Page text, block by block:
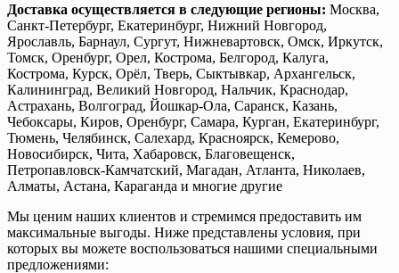
Доставка осуществляется в следующие регионы: Москва,
Санкт-Петербург, Екатеринбург, Нижний Новгород,
Ярославль, Барнаул, Сургут, Нижневартовск, Омск, Иркутск,
Томск, Оренбург, Орел, Кострома, Белгород, Калуга,
Кострома, Курск, Орёл, Тверь, Сыктывкар, Архангельск,
Калининград, Великий Новгород, Нальчик, Краснодар,
Астрахань, Волгоград, Йошкар-Ола, Саранск, Казань,
Чебоксары, Киров, Оренбург, Самара, Курган, Екатеринбург,
Тюмень, Челябинск, Салехард, Красноярск, Кемерово,
Новосибирск, Чита, Хабаровск, Благовещенск,
Петропавловск-Камчатский, Магадан, Атланта, Николаев,
Алматы, Астана, Караганда и многие другие
Мы ценим наших клиентов и стремимся предоставить им
максимальные выгоды. Ниже представлены условия, при
которых вы можете воспользоваться нашими специальными
предложениями: